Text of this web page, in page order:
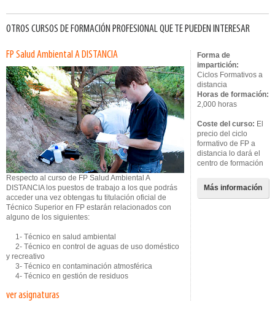
OTROS CURSOS DE FORMACIÓN PROFESIONAL QUE TE PUEDEN INTERESAR
FP Salud Ambiental A DISTANCIA
Respecto al curso de FP Salud Ambiental A
DISTANCIA los puestos de trabajo a los que podrás
acceder una vez obtengas tu titulación oficial de
Técnico Superior en FP estarán relacionados con
alguno de los siguientes:
1- Técnico en salud ambiental
2- Técnico en control de aguas de uso doméstico
y recreativo
3- Técnico en contaminación atmosférica
4- Técnico en gestión de residuos
ver asignaturas
Forma de
impartición:
Ciclos Formativos a
distancia
Horas de formación:
2,000 horas
Coste del curso: El
precio del ciclo
formativo de FP a
distancia lo dará el
centro de formación
Más información